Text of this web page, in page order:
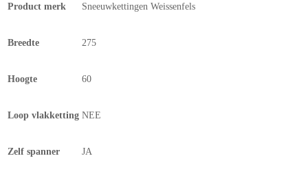
Product merk Sneeuwkettingen Weissenfels
Breedte 275
Hoogte 60
Loop vlakketting NEE
Zelf spanner JA